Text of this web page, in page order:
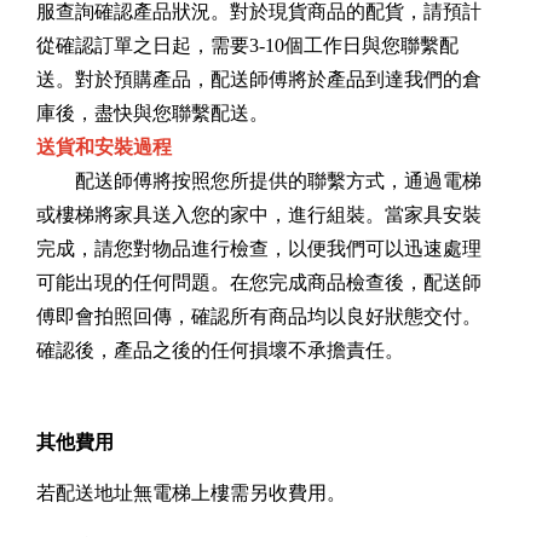
服查詢確認產品狀況。對於現貨商品的配貨，請預計
從確認訂單之日起，需要3-10個工作日與您聯繫配
送。對於預購產品，配送師傅將於產品到達我們的倉
庫後，盡快與您聯繫配送。
送貨和安裝過程
配送師傅將按照您所提供的聯繫方式，通過電梯
或樓梯將家具送入您的家中，進行組裝。當家具安裝
完成，請您對物品進行檢查，以便我們可以迅速處理
可能出現的任何問題。在您完成商品檢查後，配送師
傅即會拍照回傳，確認所有商品均以良好狀態交付。
確認後，產品之後的任何損壞不承擔責任。
其他費用
若配送地址無電梯上樓需另收費用。